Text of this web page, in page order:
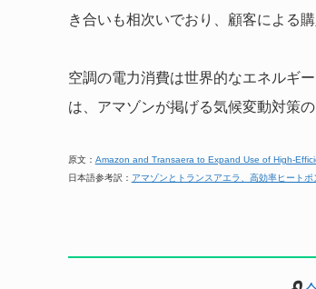
き合いも相次いでおり、顧客による
空調の電力消費は世界的なエネルギ
は、アマゾンが掲げる気候変動対策
原文： Amazon and Transaera to Expand Use of High-
日本語参考訳： アマゾンとトランスアエラ、高効率ヒート